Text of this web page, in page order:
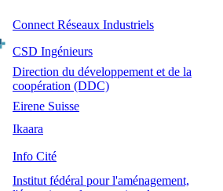
Connect Réseaux Industriels
CSD Ingénieurs
Direction du développement et de la
coopération (DDC)
Eirene Suisse
Ikaara
Info Cité
Institut fédéral pour l'aménagement,